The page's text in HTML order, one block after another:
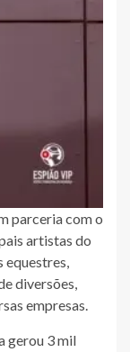
parceria com o
artistas do
equestres,
diversões,
empresas.
gerou 3 mil